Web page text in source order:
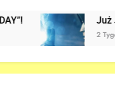
Już JEST!
2 Tygodnie Temu